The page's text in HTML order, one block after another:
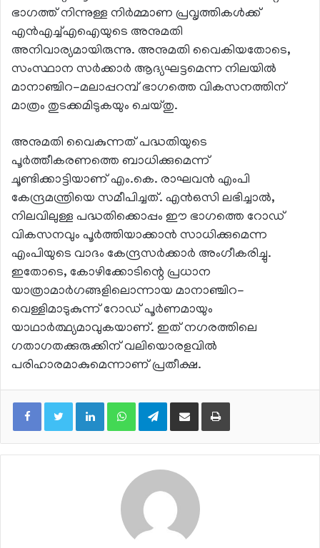
ഭാഗത്ത് നിന്നുള്ള നിർമ്മാണ പ്രവൃത്തികൾക്ക്
എൻഎച്ച്എഐയുടെ അനുമതി
അനിവാര്യമായിരുന്നു. അനുമതി വൈകിയതോടെ,
സംസ്ഥാന സർക്കാർ ആദ്യഘട്ടമെന്ന നിലയിൽ
മാനാഞ്ചിറ-മലാപ്പറമ്പ് ഭാഗത്തെ വികസനത്തിന്
മാത്രം തുടക്കമിടുകയും ചെയ്തു.
അനുമതി വൈകുന്നത് പദ്ധതിയുടെ
പൂർത്തീകരണത്തെ ബാധിക്കുമെന്ന്
ചൂണ്ടിക്കാട്ടിയാണ് എം.കെ. രാഘവൻ എംപി
കേന്ദ്രമന്ത്രിയെ സമീപിച്ചത്. എൻഒസി ലഭിച്ചാൽ,
നിലവിലുള്ള പദ്ധതിക്കൊപ്പം ഈ ഭാഗത്തെ റോഡ്
വികസനവും പൂർത്തിയാക്കാൻ സാധിക്കുമെന്ന
എംപിയുടെ വാദം കേന്ദ്രസർക്കാർ അംഗീകരിച്ചു.
ഇതോടെ, കോഴിക്കോടിന്റെ പ്രധാന
യാത്രാമാർഗങ്ങളിലൊന്നായ മാനാഞ്ചിറ-
വെള്ളിമാടുകുന്ന് റോഡ് പൂർണമായും
യാഥാർത്ഥ്യമാവുകയാണ്. ഇത് നഗരത്തിലെ
ഗതാഗതക്കുരുക്കിന് വലിയൊരളവിൽ
പരിഹാരമാകുമെന്നാണ് പ്രതീക്ഷ.
LinkedInWhatsAppTelegramShare via Email Print